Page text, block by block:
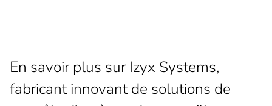
En savoir plus sur Izyx Systems,
fabricant innovant de solutions de